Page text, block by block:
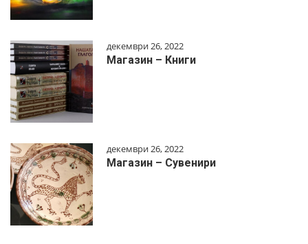
декември 26, 2022
Магазин – Книги
декември 26, 2022
Магазин – Сувенири